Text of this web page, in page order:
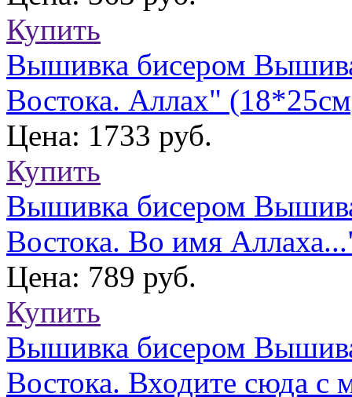
Купить
Вышивка бисером
Востока. Аллах"
Цена: 1733 руб.
Купить
Вышивка бисером
Востока. Во имя
Цена: 789 руб.
Купить
Вышивка бисером
Востока. Входите сюда